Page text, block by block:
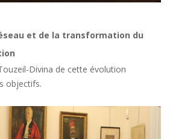
et de la transformation du
Divina de cette évolution
objectifs.